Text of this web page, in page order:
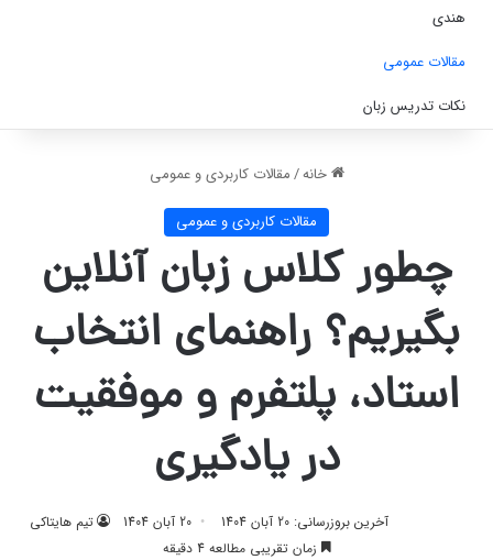
هندی
مقالات عمومی
نکات تدریس زبان
خانه/مقالات کاربردی و عمومی
مقالات کاربردی و عمومی
چطور کلاس زبان آنلاین
بگیریم؟ راهنمای انتخاب
استاد، پلتفرم و موفقیت
در یادگیری
تیم هایتاکی 20 آبان 1404
آخرین بروزرسانی: 20 آبان 1404
زمان تقریبی مطالعه 4 دقیقه